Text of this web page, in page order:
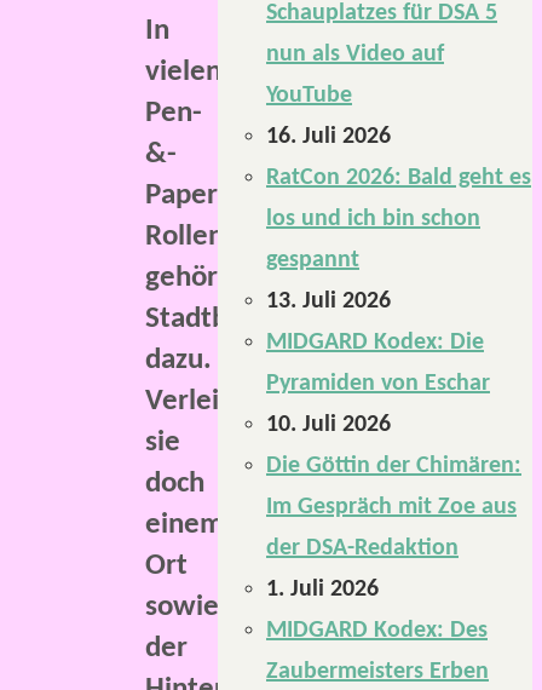
In
vielen
Pen-
&-
Paper-
Rollenspielen
gehören
Stadtbeschreibungen
dazu.
Verleihen
sie
doch
einem
Ort
sowie
der
Schauplatzes für DSA 5
nun als Video auf
YouTube
16. Juli 2026
RatCon 2026: Bald geht es
los und ich bin schon
gespannt
13. Juli 2026
MIDGARD Kodex: Die
Pyramiden von Eschar
10. Juli 2026
Die Göttin der Chimären:
Im Gespräch mit Zoe aus
der DSA-Redaktion
1. Juli 2026
MIDGARD Kodex: Des
Zaubermeisters Erben